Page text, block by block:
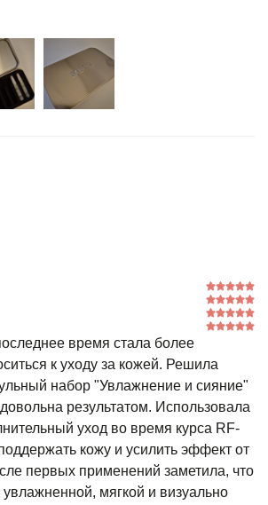
время стала более
к уходу за кожей. Решила
набор "Увлажнение и сияние"
результатом. Использовала
уход во время курса RF-
кожу и усилить эффект от
первых применений заметила, что
мягкой и визуально